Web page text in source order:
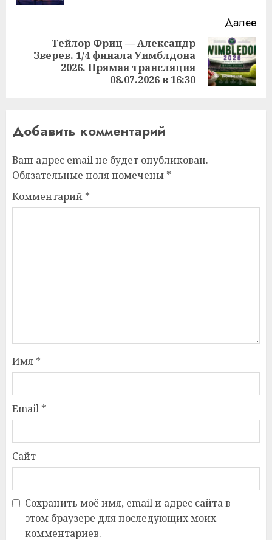
Далее
Следующая
Тейлор Фриц — Александр
Зверев. 1/4 финала Уимблдона
2026. Прямая трансляция
08.07.2026 в 16:30
Добавить комментарий
Ваш адрес email не будет опубликован.
Обязательные поля помечены *
Комментарий *
Имя *
Email *
Сайт
Сохранить моё имя, email и адрес сайта в
этом браузере для последующих моих
комментариев.